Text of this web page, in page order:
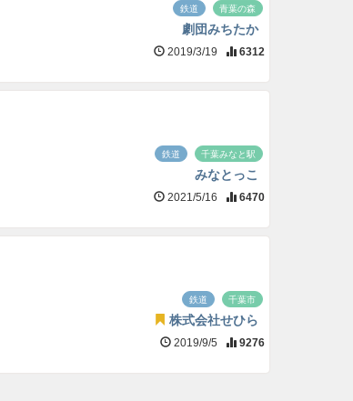
鉄道 青葉の森
劇団みちたか
2019/3/19 6312
鉄道 千葉みなと駅
みなとっこ
2021/5/16 6470
鉄道 千葉市
株式会社せひら
2019/9/5 9276